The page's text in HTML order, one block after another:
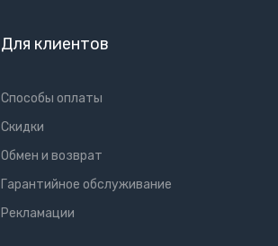
Для клиентов
Способы оплаты
Скидки
Обмен и возврат
Гарантийное обслуживание
Рекламации